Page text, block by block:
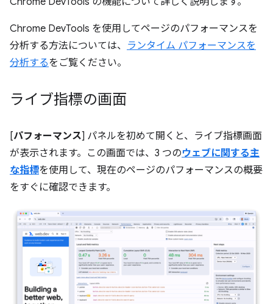
Chrome DevTools を使用してページのパフォーマンスを
分析する方法については、 ランタイム パフォーマンスを
分析するをご覧ください。
ライブ指標の画面
[パフォーマンス] パネルを初めて開くと、ライブ指標画面
が表示されます。この画面では、3 つのウェブに関する主
な指標を使用して、現在のページのパフォーマンスの概要
をすぐに確認できます。